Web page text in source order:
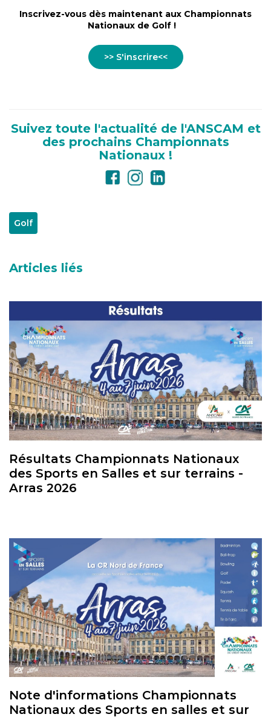
Inscrivez-vous dès maintenant aux Championnats
Nationaux de Golf !
>> S'inscrire<<
Suivez toute l'actualité de l'ANSCAM et
des prochains Championnats
Nationaux !
Golf
Articles liés
Résultats Championnats Nationaux
des Sports en Salles et sur terrains -
Arras 2026
Note d'informations Championnats
Nationaux des Sports en salles et sur